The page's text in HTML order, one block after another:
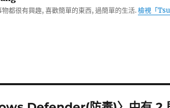
都很有興趣, 喜歡簡單的東西, 過簡單的生活.檢視「